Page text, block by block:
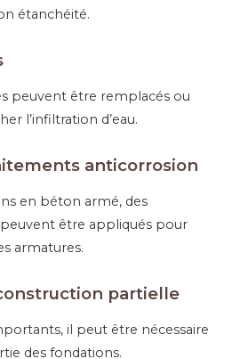
étanchéité.
peuvent être remplacés ou
l’infiltration d’eau.
anticorrosion
en béton armé, des
être appliqués pour
armatures.
partielle
il peut être nécessaire
des fondations.